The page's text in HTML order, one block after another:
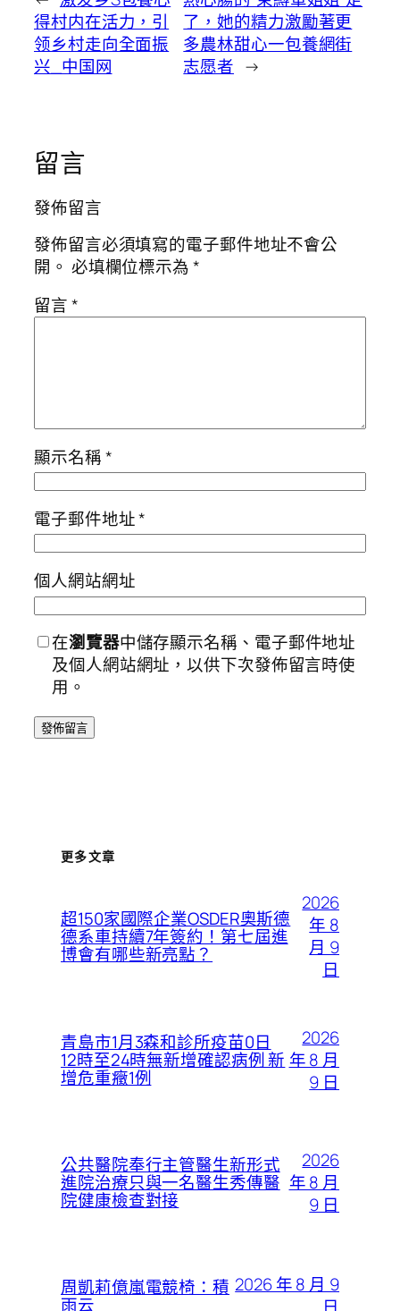
得村内在活力，引
领乡村走向全面振
兴_中国网
了，她的精力激勵著更
多農林甜心一包養網街
志愿者 →
留言
發佈留言
發佈留言必須填寫的電子郵件地址不會公
開。 必填欄位標示為*
留言*
顯示名稱*
電子郵件地址*
個人網站網址
在瀏覽器中儲存顯示名稱、電子郵件地址
及個人網站網址，以供下次發佈留言時使
用。
更多文章
超150家國際企業OSDER奧斯德
德系車持續7年簽約！第七屆進
博會有哪些新亮點？
2026
年 8
月 9
日
青島市1月3森和診所疫苗0日
12時至24時無新增確認病例 新
增危重癥1例
2026
年 8 月
9 日
公共醫院奉行主管醫生新形式
進院治療只與一名醫生秀傳醫
院健康檢查對接
2026
年 8 月
9 日
周凱莉億嵐電競椅：積
雨云
2026 年 8 月 9